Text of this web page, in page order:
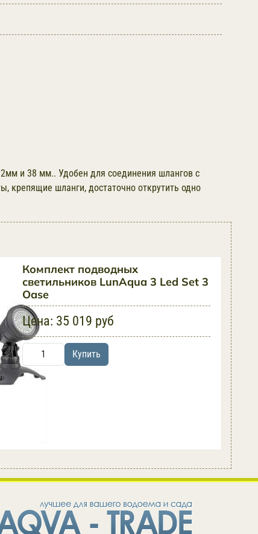
и 38 мм.. Удобен для соединения шлангов с
крепящие шланги, достаточно открутить одно
Комплект подводных
светильников LunAqua 3 Led Set 3
Oase
Цена: 35 019 руб
Купить